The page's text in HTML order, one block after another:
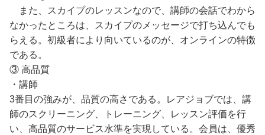
また、スカイプのレッスンなので、講師の会話でわから
なかったところは、スカイプのメッセージで打ち込んでも
らえる。初級者により向いているのが、オンラインの特徴
である。
③ 高品質
・講師
3番目の強みが、品質の高さである。レアジョブでは、講
師のスクリーニング、トレーニング、レッスン評価を行
い、高品質のサービス水準を実現している。会員は、優秀